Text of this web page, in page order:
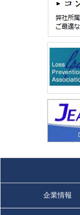
企業情報